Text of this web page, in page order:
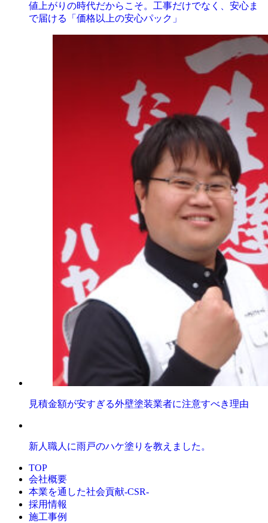
値上がりの時代だからこそ。工事だけでなく、安心ま
で届ける「価格以上の安心パック」
見積金額が安すぎる外壁塗装業者に注意すべき理由
新人職人に雨戸のハケ塗りを教えました。
TOP
会社概要
本業を通した社会貢献-CSR-
採用情報
施工事例